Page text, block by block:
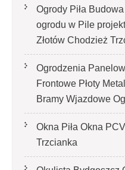
Ogrody Piła
ogrodu w Pile
Złotów Chodzież
Ogrodzenia
Frontowe Płoty
Bramy Wjazdowe
Okna Piła Okna
Trzcianka